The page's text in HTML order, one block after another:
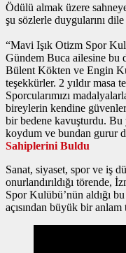
Ödülü almak üzere
şu sözlerle duygularını
“Mavi Işık Otizm Spor
Gündem Buca ailesine bu
Bülent Kökten ve Engin
teşekkürler. 2 yıldır masa
Sporcularımızı
bireylerin kendine
bir bedene kavuşturdu.
koydum ve bundan gurur
Sahiplerini Buldu
Sanat, siyaset, spor ve iş
onurlandırıldığı törende,
Spor Kulübü’nün aldığı
açısından büyük bir anlam